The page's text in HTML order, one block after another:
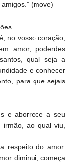
(move)
no vosso coração;
amor, poderdes
qual seja a
e conhecer
para que sejais
e aborrece a seu
ao qual viu,
respeito do amor.
diminui, começa